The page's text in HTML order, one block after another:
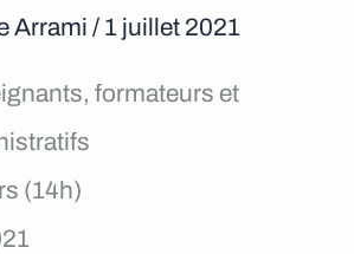
Arrami / 1 juillet 2021
formateurs et
(14h)